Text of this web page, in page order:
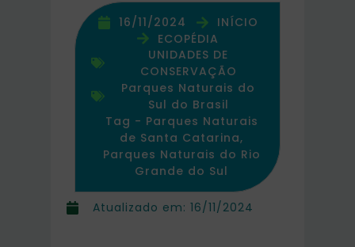
Atualizado em: 16/11/2024
16/11/2024
INÍCIO
ECOPÉDIA
UNIDADES DE
CONSERVAÇÃO
Parques Naturais do
Sul do Brasil
Tag - Parques Naturais
de Santa Catarina,
Parques Naturais do Rio
Grande do Sul